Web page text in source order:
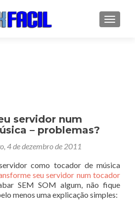
servidor num
– problemas?
4 de dezembro de 2011
como tocador de música
seu servidor num tocador
SEM SOM algum, não fique
menos uma explicação simples: